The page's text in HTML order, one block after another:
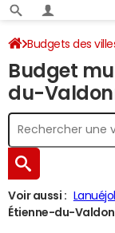
Budgets des
Budget 2024
Budget
du-
Voir aussi :
Étienne-du-